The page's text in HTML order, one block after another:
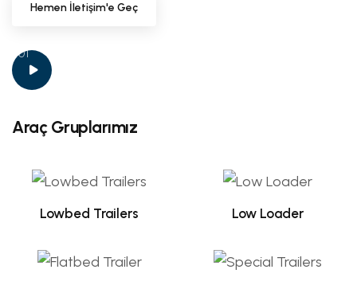
Hemen İletişim'e Geç
01
Araç Gruplarımız
Lowbed Trailers Low Loader